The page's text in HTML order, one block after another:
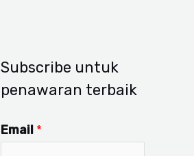
Subscribe untuk
penawaran terbaik
Email *